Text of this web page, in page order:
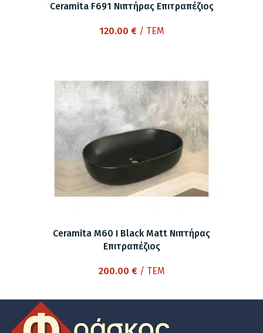
Ceramita F691 Νιπτήρας Επιτραπέζιος
120.00 €/ ΤΕΜ
Ceramita M60 I Black Matt Νιπτήρας
Eπιτραπέζιος
200.00 €/ ΤΕΜ